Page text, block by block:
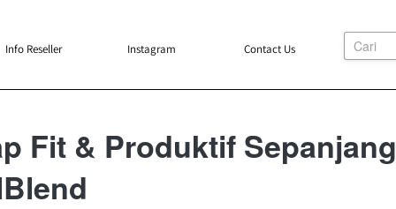
`
Info Reseller `
Instagram `
Contact Us Cari
Fit & Produktif Sepanjang